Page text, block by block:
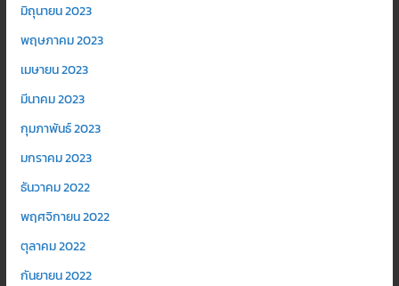
มิถุนายน 2023
พฤษภาคม 2023
เมษายน 2023
มีนาคม 2023
กุมภาพันธ์ 2023
มกราคม 2023
ธันวาคม 2022
พฤศจิกายน 2022
ตุลาคม 2022
กันยายน 2022